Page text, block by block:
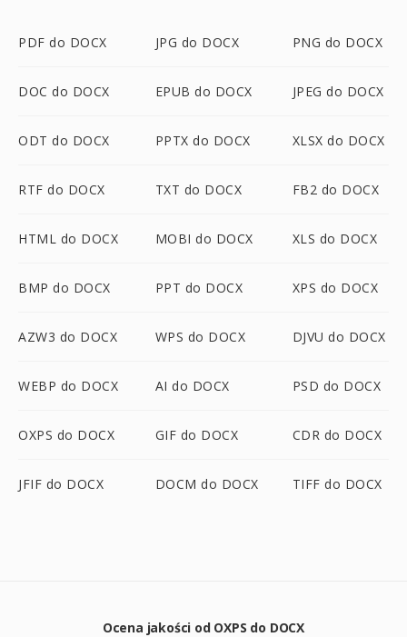
PDF do DOCX JPG do DOCX PNG do DOCX
DOC do DOCX EPUB do DOCX JPEG do DOCX
ODT do DOCX PPTX do DOCX XLSX do DOCX
RTF do DOCX TXT do DOCX FB2 do DOCX
HTML do DOCX MOBI do DOCX XLS do DOCX
BMP do DOCX PPT do DOCX XPS do DOCX
AZW3 do DOCX WPS do DOCX DJVU do DOCX
WEBP do DOCX AI do DOCX PSD do DOCX
OXPS do DOCX GIF do DOCX CDR do DOCX
JFIF do DOCX DOCM do DOCX TIFF do DOCX
Ocena jakości od OXPS do DOCX